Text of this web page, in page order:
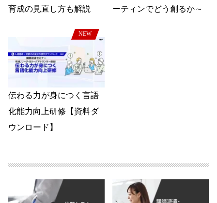
育成の見直し方も解説
ーティンでどう創るか～
NEW
伝わる力が身につく言語
化能力向上研修【資料ダ
ウンロード】